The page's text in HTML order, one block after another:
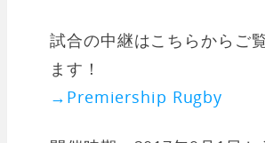
試合の中継はこちらからご
ます！
→Premiership Rugby